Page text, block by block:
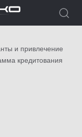
и привлечение
кредитования